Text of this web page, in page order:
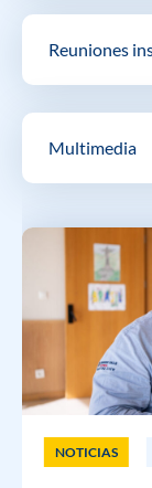
Reuniones
Multimedia
NOTICIAS